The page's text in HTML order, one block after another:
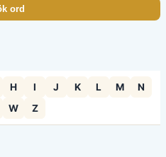
ord
H I J K L M
N
W Z